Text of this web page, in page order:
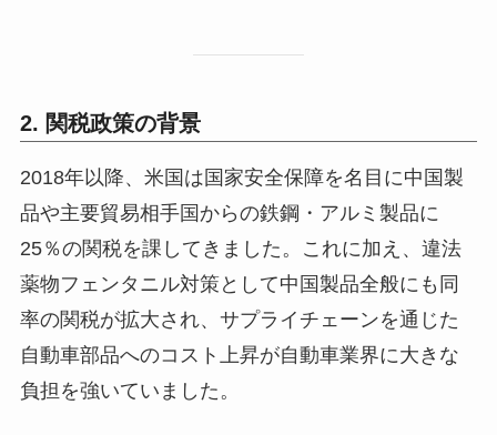
2. 関税政策の背景
2018年以降、米国は国家安全保障を名目に中国製
品や主要貿易相手国からの鉄鋼・アルミ製品に
25％の関税を課してきました。これに加え、違法
薬物フェンタニル対策として中国製品全般にも同
率の関税が拡大され、サプライチェーンを通じた
自動車部品へのコスト上昇が自動車業界に大きな
負担を強いていました。